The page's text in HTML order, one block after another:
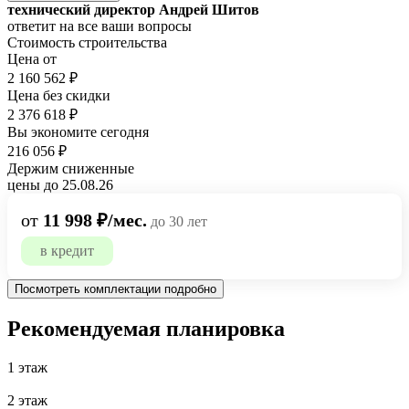
технический директор Андрей Шитов
ответит на все ваши вопросы
Стоимость строительства
Цена от
2 160 562 ₽
Цена без скидки
2 376 618 ₽
Вы экономите сегодня
216 056 ₽
Держим сниженные
цены до 25.08.26
от 11 998 ₽/мес. до 30 лет
в кредит
Посмотреть комплектации подробно
Рекомендуемая планировка
1 этаж
2 этаж